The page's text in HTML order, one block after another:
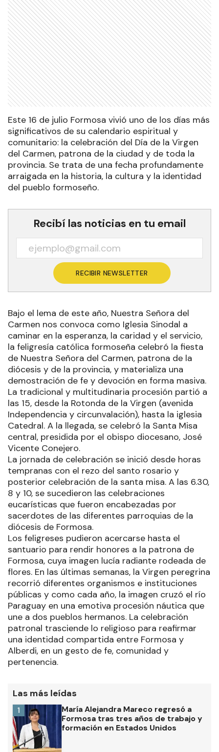
Este 16 de julio Formosa vivió uno de los días más
significativos de su calendario espiritual y
comunitario: la celebración del Día de la Virgen
del Carmen, patrona de la ciudad y de toda la
provincia. Se trata de una fecha profundamente
arraigada en la historia, la cultura y la identidad
del pueblo formoseño.
Recibí las noticias en tu email
RECIBIR NEWSLETTER
Bajo el lema de este año, Nuestra Señora del
Carmen nos convoca como Iglesia Sinodal a
caminar en la esperanza, la caridad y el servicio,
la feligresía católica formoseña celebró la fiesta
de Nuestra Señora del Carmen, patrona de la
diócesis y de la provincia, y materializa una
demostración de fe y devoción en forma masiva.
La tradicional y multitudinaria procesión partió a
las 15, desde la Rotonda de la Virgen (avenida
Independencia y circunvalación), hasta la iglesia
Catedral. A la llegada, se celebró la Santa Misa
central, presidida por el obispo diocesano, José
Vicente Conejero.
La jornada de celebración se inició desde horas
tempranas con el rezo del santo rosario y
posterior celebración de la santa misa. A las 6.30,
8 y 10, se sucedieron las celebraciones
eucarísticas que fueron encabezadas por
sacerdotes de las diferentes parroquias de la
diócesis de Formosa.
Los feligreses pudieron acercarse hasta el
santuario para rendir honores a la patrona de
Formosa, cuya imagen lucía radiante rodeada de
flores. En las últimas semanas, la Virgen peregrina
recorrió diferentes organismos e instituciones
públicas y como cada año, la imagen cruzó el río
Paraguay en una emotiva procesión náutica que
une a dos pueblos hermanos. La celebración
patronal trasciende lo religioso para reafirmar
una identidad compartida entre Formosa y
Alberdi, en un gesto de fe, comunidad y
pertenencia.
Las más leídas
María Alejandra Mareco regresó a
Formosa tras tres años de trabajo y
formación en Estados Unidos
1